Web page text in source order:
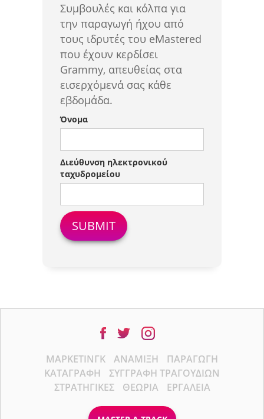
Συμβουλές και κόλπα για
την παραγωγή ήχου από
τους ιδρυτές του eMastered
που έχουν κερδίσει
Grammy, απευθείας στα
εισερχόμενά σας κάθε
εβδομάδα.
Όνομα
Διεύθυνση ηλεκτρονικού
ταχυδρομείου
ΜΆΡΚΕΤΙΝΓΚ ΑΝΆΜΙΞΗ
ΠΑΡΑΓΩΓΉ
ΚΑΤΑΓΡΑΦΉ
ΣΥΓΓΡΑΦΉ ΤΡΑΓΟΥΔΙΏΝ
ΣΤΡΑΤΗΓΙΚΈΣ
ΘΕΩΡΊΑ ΕΡΓΑΛΕΊΑ